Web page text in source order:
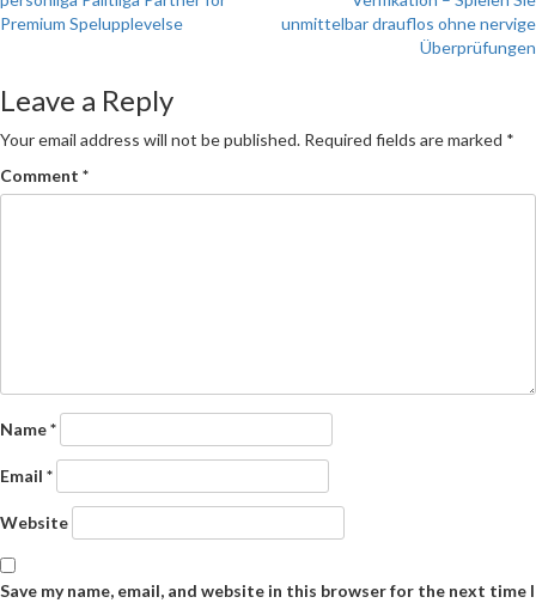
navigation
Premium Spelupplevelse
unmittelbar drauflos ohne nervige
Überprüfungen
Leave a Reply
Your email address will not be published. Required fields are marked *
Comment *
Name*
Email *
Website
Save my name, email, and website in this browser for the next time I